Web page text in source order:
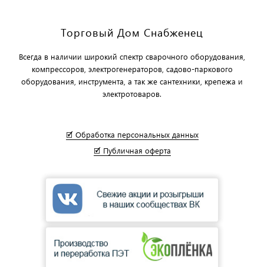
Торговый Дом Снабженец
Всегда в наличии широкий спектр сварочного оборудования,
компрессоров, электрогенераторов, садово-паркового
оборудования, инструмента, а так же сантехники, крепежа и
электротоваров.
🗹 Обработка персональных данных
🗹 Публичная оферта